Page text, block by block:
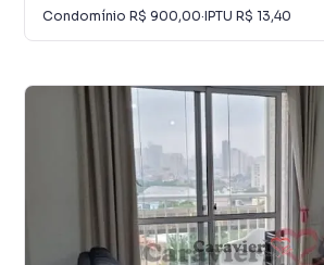
Condomínio R$ 900,00·IPTU R$ 13,40